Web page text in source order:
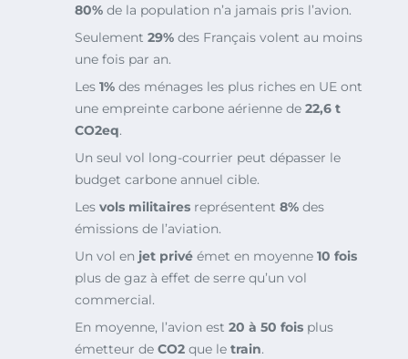
80% de la population n’a jamais pris l’avion.
Seulement 29% des Français volent au moins
une fois par an.
Les 1% des ménages les plus riches en UE ont
une empreinte carbone aérienne de 22,6 t
CO2eq.
Un seul vol long-courrier peut dépasser le
budget carbone annuel cible.
Les vols militaires représentent 8% des
émissions de l’aviation.
Un vol en jet privé émet en moyenne 10 fois
plus de gaz à effet de serre qu’un vol
commercial.
En moyenne, l’avion est 20 à 50 fois plus
émetteur de CO2 que le train.